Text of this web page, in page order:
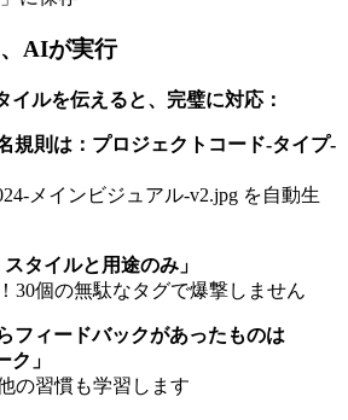
AIが実行
イルを伝えると、完璧に対応：
規則は：プロジェクトコード-タイプ-
メインビジュアル-v2.jpg を自動生
タイルと用途のみ」
30個の無駄なタグで爆撃しません
フィードバックがあったものは
ク」
の習慣も学習します